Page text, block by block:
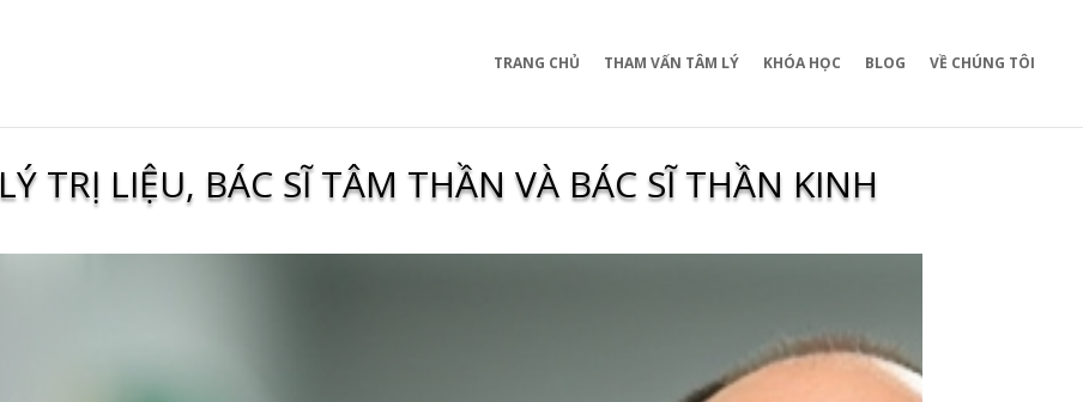
TRANG CHỦ THAM VẤN TÂM LÝ KHÓA HỌC BLOG VỀ CHÚNG TÔI
TRỊ LIỆU, BÁC SĨ TÂM THẦN VÀ BÁC SĨ THẦN KINH